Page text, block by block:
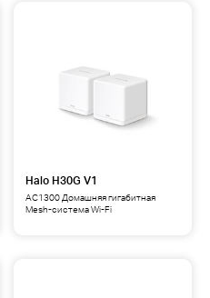
Halo H30G V1
AC1300 Домашняя гигабитная
Mesh-система Wi-Fi